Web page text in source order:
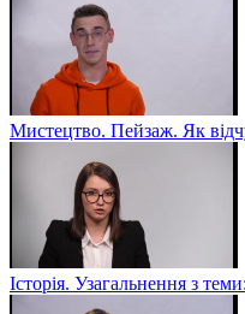
Мистецтво. Пейзаж. Як
Історія. Узагальнення з